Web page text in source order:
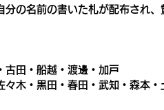
の名前の書いた札が配布され
古田・船越・渡邊・加戸
木・黒田・春田・武知・森本